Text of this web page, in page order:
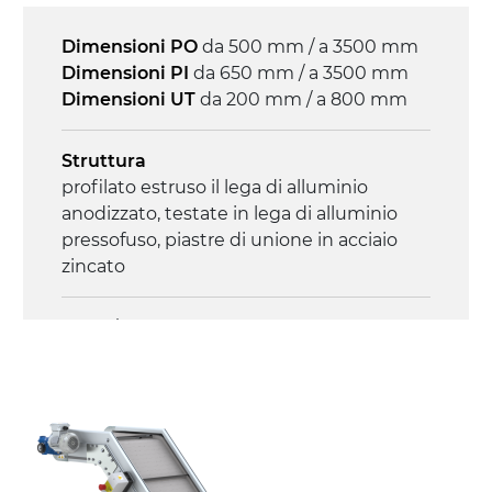
Controllo
on/off, E-Stop, protezione termica motore
Dimensioni PO da 500 mm / a 3500 mm
Dimensioni PI da 650 mm / a 3500 mm
Dimensioni UT da 200 mm / a 800 mm
Struttura
profilato estruso il lega di alluminio
anodizzato, testate in lega di alluminio
pressofuso, piastre di unione in acciaio
zincato
Supporti di sostegno
cannocchiali in acciaio verniciato nero